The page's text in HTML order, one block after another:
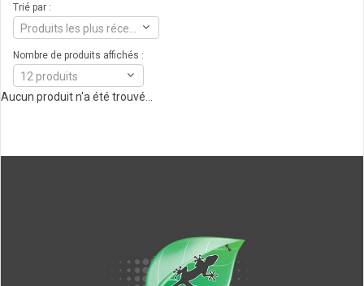
Trié par :
Nombre de produits affichés :
12 produits
Aucun produit n'a été trouvé...